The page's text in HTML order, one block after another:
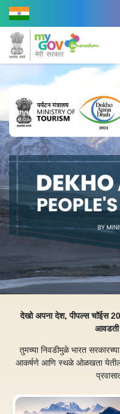
देखो अपना देश, पीपल्स चॉईस
आवडती
तुमच्या निवडीमुळे भारत
आकर्षणे आणि स्थळे ओळखता येतील,